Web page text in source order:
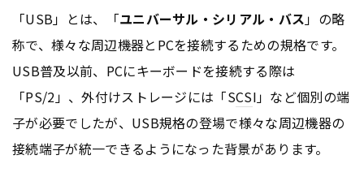
「USB」とは、「ユニバーサル・シリアル・バス」の略
称で、様々な周辺機器とPCを接続するための規格です。
USB普及以前、PCにキーボードを接続する際は
「PS/2」、外付けストレージには「SCSI」など個別の端
子が必要でしたが、USB規格の登場で様々な周辺機器の
接続端子が統一できるようになった背景があります。